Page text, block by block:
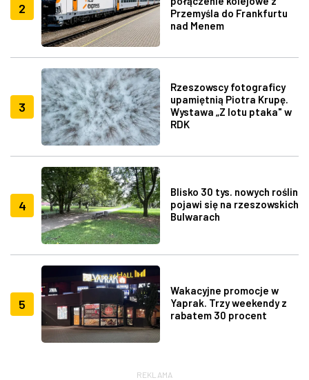
2
Przemyśla do Frankfurtu
nad Menem
3
Rzeszowscy fotograficy
upamiętnią Piotra Krupę.
Wystawa „Z lotu ptaka" w
RDK
4
Blisko 30 tys. nowych roślin
pojawi się na rzeszowskich
Bulwarach
5
Wakacyjne promocje w
Yaprak. Trzy weekendy z
rabatem 30 procent
REKLAMA